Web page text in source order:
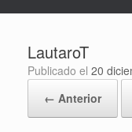
LautaroT
Publicado el 20
← Anterior